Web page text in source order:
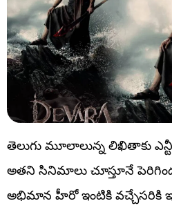
తెలుగు మూలాలున్న లిఖితాకు
అతని సినిమాలు చూస్తూనే
అభిమాన హీరో ఇంటికి వచ్చేసరికి